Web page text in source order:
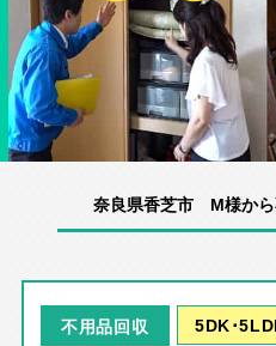
奈良県香芝市 M様から
不用品回収 5DK･